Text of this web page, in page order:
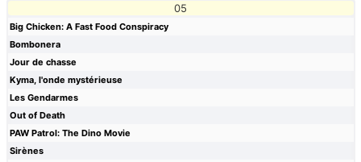
05
Big Chicken: A Fast Food Conspiracy
Bombonera
Jour de chasse
Kyma, l'onde mystérieuse
Les Gendarmes
Out of Death
PAW Patrol: The Dino Movie
Sirènes